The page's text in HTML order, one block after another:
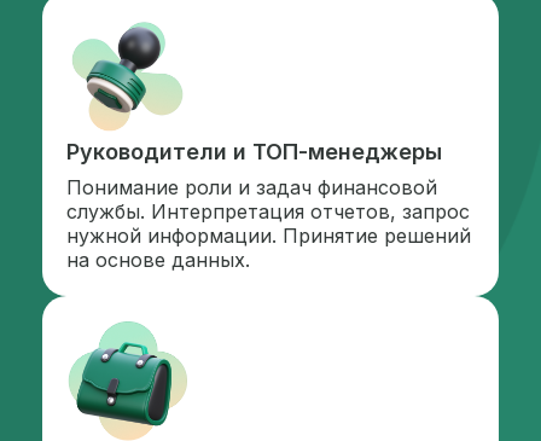
Руководители и ТОП-менеджеры
Понимание роли и задач финансовой
службы. Интерпретация отчетов, запрос
нужной информации. Принятие решений
на основе данных.